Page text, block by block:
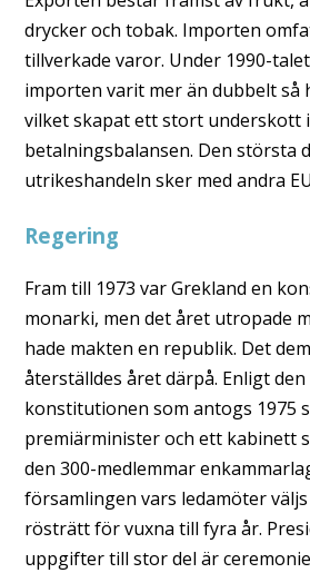
drycker och tobak. Importen
tillverkade varor. Under 1990-
importen varit mer än dubbelt så
vilket skapat ett stort underskott i
betalningsbalansen. Den största
utrikeshandeln sker med andra
Regering
Fram till 1973 var Grekland en
monarki, men det året utropade
hade makten en republik. Det
återställdes året därpå. Enligt
konstitutionen som antogs 1975
premiärminister och ett kabinett
den 300-medlemmar
församlingen vars ledamöter
rösträtt för vuxna till fyra år.
uppgifter till stor del är